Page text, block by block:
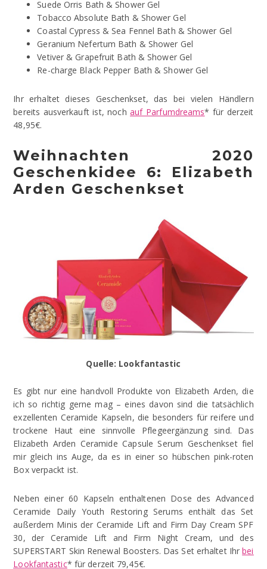
Suede Orris Bath & Shower Gel
Tobacco Absolute Bath & Shower Gel
Coastal Cypress & Sea Fennel Bath & Shower Gel
Geranium Nefertum Bath & Shower Gel
Vetiver & Grapefruit Bath & Shower Gel
Re-charge Black Pepper Bath & Shower Gel
Ihr erhaltet dieses Geschenkset, das bei vielen Händlern
bereits ausverkauft ist, nochauf Parfumdreams* für derzeit
48,95€.
Weihnachten 2020
Geschenkidee 6: Elizabeth
Arden Geschenkset
Quelle: Lookfantastic
Es gibt nur eine handvoll Produkte von Elizabeth Arden, die
ich so richtig gerne mag – eines davon sind die tatsächlich
exzellenten Ceramide Kapseln, die besonders für reifere und
trockene Haut eine sinnvolle Pflegeergänzung sind. Das
Elizabeth Arden Ceramide Capsule Serum Geschenkset fiel
mir gleich ins Auge, da es in einer so hübschen pink-roten
Box verpackt ist.
Neben einer 60 Kapseln enthaltenen Dose des Advanced
Ceramide Daily Youth Restoring Serums enthält das Set
außerdem Minis der Ceramide Lift and Firm Day Cream SPF
30, der Ceramide Lift and Firm Night Cream, und des
SUPERSTART Skin Renewal Boosters. Das Set erhaltet Ihrbei
Lookfantastic* für derzeit 79,45€.